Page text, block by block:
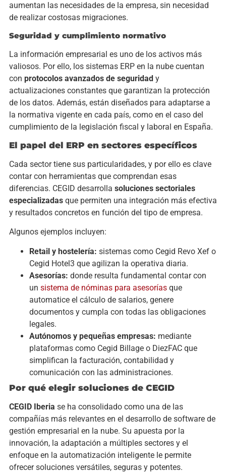
aumentan las necesidades de la empresa, sin necesidad
de realizar costosas migraciones.
Seguridad y cumplimiento normativo
La información empresarial es uno de los activos más
valiosos. Por ello, los sistemas ERP en la nube cuentan
con protocolos avanzados de seguridady
actualizaciones constantes que garantizan la protección
de los datos. Además, están diseñados para adaptarse a
la normativa vigente en cada país, como en el caso del
cumplimiento de la legislación fiscal y laboral en España.
El papel del ERP en sectores específicos
Cada sector tiene sus particularidades, y por ello es clave
contar con herramientas que comprendan esas
diferencias. CEGID desarrolla soluciones sectoriales
especializadasque permiten una integración más efectiva
y resultados concretos en función del tipo de empresa.
Algunos ejemplos incluyen:
Retail y hostelería: sistemas como Cegid Revo Xef o
Cegid Hotel3 que agilizan la operativa diaria.
Asesorías: donde resulta fundamental contar con
un sistema de nóminas para asesoríasque
automatice el cálculo de salarios, genere
documentos y cumpla con todas las obligaciones
legales.
Autónomos y pequeñas empresas: mediante
plataformas como Cegid Billage o DiezFAC que
simplifican la facturación, contabilidad y
comunicación con las administraciones.
Por qué elegir soluciones de CEGID
CEGID Iberia se ha consolidado como una de las
compañías más relevantes en el desarrollo de software de
gestión empresarial en la nube. Su apuesta por la
innovación, la adaptación a múltiples sectores y el
enfoque en la automatización inteligente le permite
ofrecer soluciones versátiles, seguras y potentes.